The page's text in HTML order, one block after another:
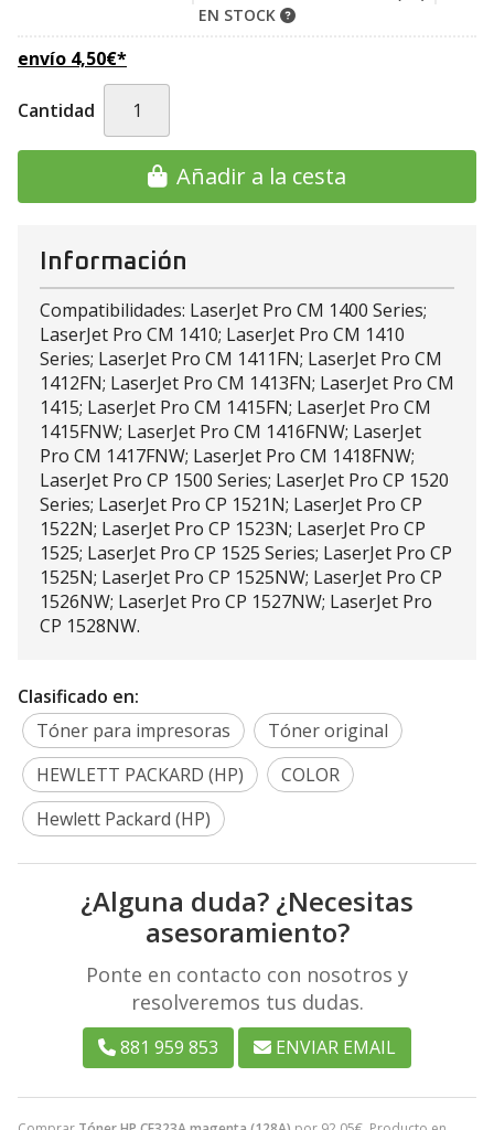
EN STOCK
envío 4,50€*
Cantidad
Añadir a la cesta
Información
Compatibilidades: LaserJet Pro CM 1400 Series;
LaserJet Pro CM 1410; LaserJet Pro CM 1410
Series; LaserJet Pro CM 1411FN; LaserJet Pro CM
1412FN; LaserJet Pro CM 1413FN; LaserJet Pro CM
1415; LaserJet Pro CM 1415FN; LaserJet Pro CM
1415FNW; LaserJet Pro CM 1416FNW; LaserJet
Pro CM 1417FNW; LaserJet Pro CM 1418FNW;
LaserJet Pro CP 1500 Series; LaserJet Pro CP 1520
Series; LaserJet Pro CP 1521N; LaserJet Pro CP
1522N; LaserJet Pro CP 1523N; LaserJet Pro CP
1525; LaserJet Pro CP 1525 Series; LaserJet Pro CP
1525N; LaserJet Pro CP 1525NW; LaserJet Pro CP
1526NW; LaserJet Pro CP 1527NW; LaserJet Pro
CP 1528NW.
Clasificado en:
Tóner para impresoras
Tóner original
HEWLETT PACKARD (HP)
COLOR
Hewlett Packard (HP)
¿Alguna duda? ¿Necesitas
asesoramiento?
Ponte en contacto con nosotros y
resolveremos tus dudas.
881 959 853 ENVIAR EMAIL